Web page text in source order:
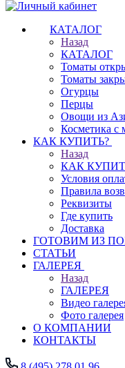
КАТАЛОГ
Назад
КАТАЛОГ
Томаты
Томаты
Огурцы
Перцы
Овощи из
Косметика с
КАК КУПИТЬ?
Назад
КАК
Условия
Правила
Реквизиты
Где купить
Доставка
ГОТОВИМ ИЗ
СТАТЬИ
ГАЛЕРЕЯ
Назад
ГАЛЕРЕЯ
Видео
Фото галерея
О КОМПАНИИ
КОНТАКТЫ